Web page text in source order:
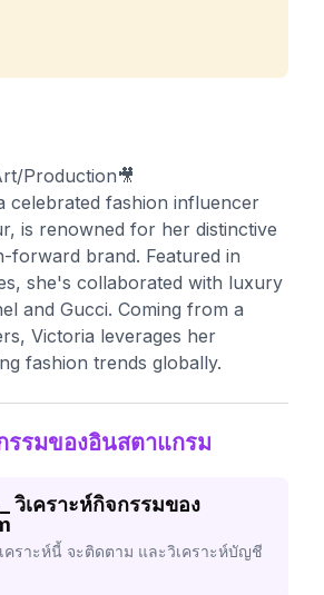
Production🎥
celebrated fashion influencer
is renowned for her distinctive
forward brand. Featured in
she's collaborated with luxury
and Gucci. Coming from a
Victoria leverages her
fashion trends globally.
รรมของอินสตาแกรม
วิเคราะห์กิจกรรมของ
คราะห์นี้ จะติดตาม และวิเคราะห์บัญชี